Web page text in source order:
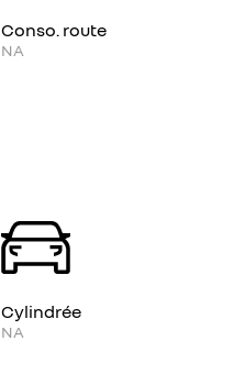
Conso. route
NA
Cylindrée
NA